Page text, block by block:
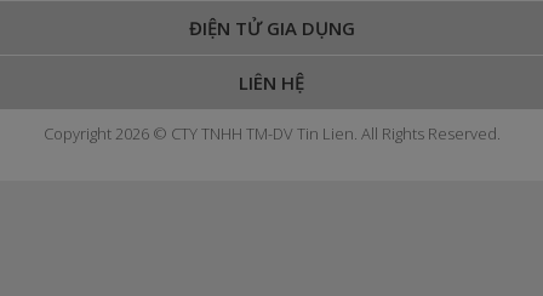
ĐIỆN TỬ GIA DỤNG
LIÊN HỆ
Copyright 2026 © CTY TNHH TM-DV Tin Lien. All Rights Reserved.